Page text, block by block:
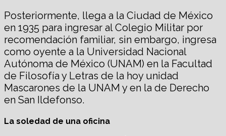
Posteriormente, llega a la Ciudad de México
en 1935 para ingresar al Colegio Militar por
recomendación familiar, sin embargo, ingresa
como oyente a la Universidad Nacional
Autónoma de México (UNAM) en la Facultad
de Filosofía y Letras de la hoy unidad
Mascarones de la UNAM y en la de Derecho
en San Ildefonso.
La soledad de una oficina